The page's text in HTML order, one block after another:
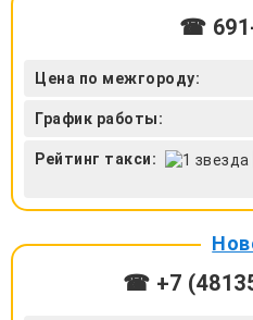
☎
Цена по межгороду:
График работы:
Рейтинг такси:
☎ +7